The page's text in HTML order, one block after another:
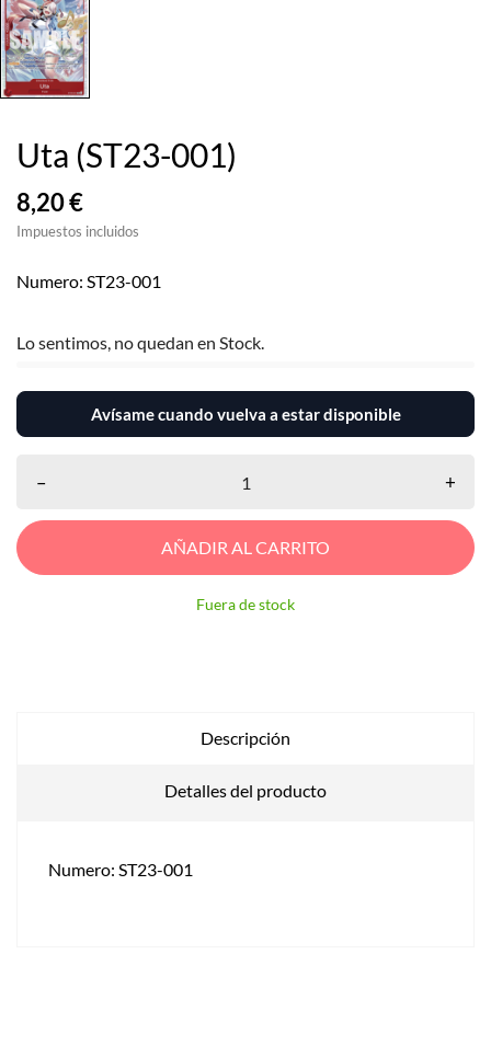
Uta (ST23-001)
8,20 €
Impuestos incluidos
Numero: ST23-001
Lo sentimos, no quedan en Stock.
Avísame cuando vuelva a estar disponible
– +
AÑADIR AL CARRITO
Fuera de stock
Descripción
Detalles del producto
Numero: ST23-001